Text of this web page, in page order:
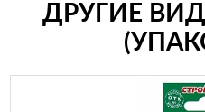
ДРУГИЕ